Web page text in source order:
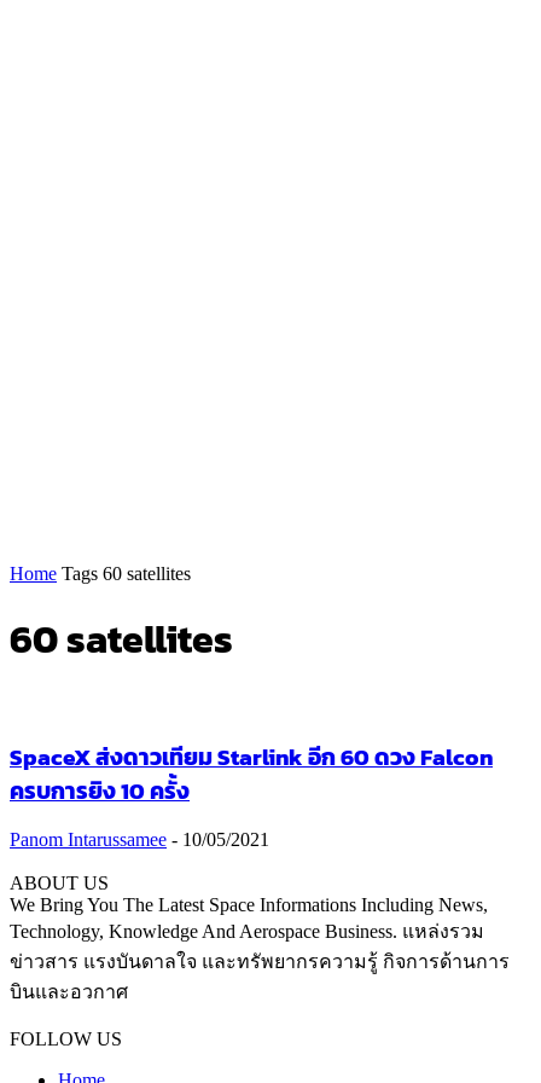
Home Tags 60 satellites
60 satellites
SpaceX ส่งดาวเทียม Starlink อีก 60 ดวง Falcon
ครบการยิง 10 ครั้ง
Panom Intarussamee - 10/05/2021
ABOUT US
We Bring You The Latest Space Informations Including News,
Technology, Knowledge And Aerospace Business. แหล่งรวม
ข่าวสาร แรงบันดาลใจ และทรัพยากรความรู้ กิจการด้านการ
บินและอวกาศ
FOLLOW US